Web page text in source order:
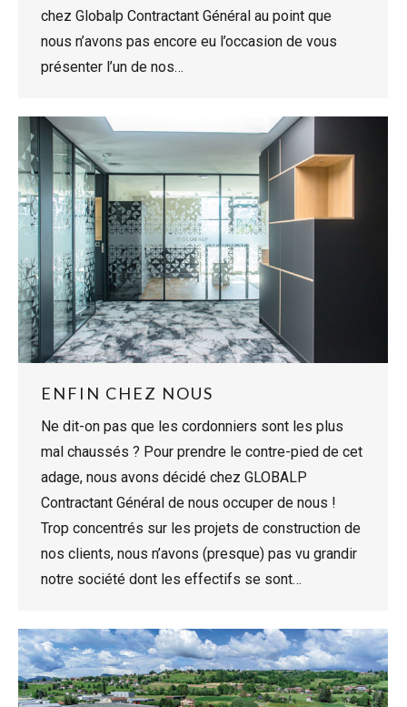
chez Globalp Contractant Général au point que
nous n’avons pas encore eu l’occasion de vous
présenter l’un de nos…
ENFIN CHEZ NOUS
Ne dit-on pas que les cordonniers sont les plus
mal chaussés ? Pour prendre le contre-pied de cet
adage, nous avons décidé chez GLOBALP
Contractant Général de nous occuper de nous !
Trop concentrés sur les projets de construction de
nos clients, nous n’avons (presque) pas vu grandir
notre société dont les effectifs se sont…